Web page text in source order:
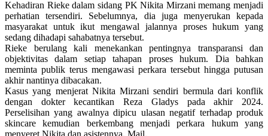
Kehadiran Rieke dalam sidang PK Nikita Mirzani memang menjadi
perhatian tersendiri. Sebelumnya, dia juga menyerukan kepada
masyarakat untuk ikut mengawal jalannya proses hukum yang
sedang dihadapi sahabatnya tersebut.
Rieke berulang kali menekankan pentingnya transparansi dan
objektivitas dalam setiap tahapan proses hukum. Dia bahkan
meminta publik terus mengawasi perkara tersebut hingga putusan
akhir nantinya dibacakan.
Kasus yang menjerat Nikita Mirzani sendiri bermula dari konflik
dengan dokter kecantikan Reza Gladys pada akhir 2024.
Perselisihan yang awalnya dipicu ulasan negatif terhadap produk
skincare kemudian berkembang menjadi perkara hukum yang
menyeret Nikita dan asistennya, Mail.